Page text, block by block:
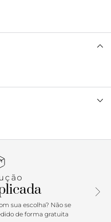
flexível que traz
um design sofisticado e
enquanto o
vestidos, tornando-se
sua escolha? Não se
de forma gratuita